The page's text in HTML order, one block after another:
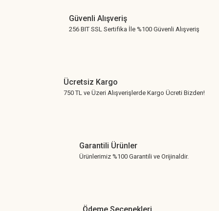
Güvenli Alışveriş
256 BIT SSL Sertifika İle %100 Güvenli Alışveriş
Ücretsiz Kargo
750 TL ve Üzeri Alışverişlerde Kargo Ücreti Bizden!
Garantili Ürünler
Ürünlerimiz %100 Garantili ve Orijinaldir.
Ödeme Seçenekleri